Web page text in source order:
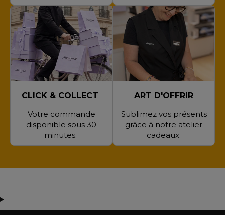
CLICK & COLLECT
Votre commande
disponible sous 30
minutes.
ART D'OFFRIR
Sublimez vos présents
grâce à notre atelier
cadeaux.